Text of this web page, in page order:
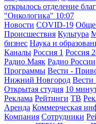
открылось отделение
"Онкологика" 10:07
Новости COVID-19
Происшествия Культура
бизнес Наука и
Каналы Россия 1 Россия
Радио Маяк Радио России
Программы Вести -
Нижний Новгород Вести
Открытая студия 10
Реклама Рейтинги ТВ
Аренда Коммерческая
Компания Сотрудники